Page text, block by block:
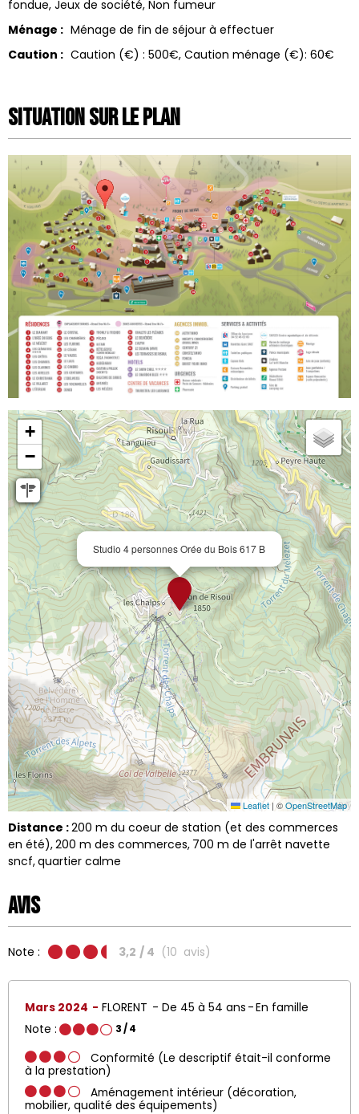
fondue Jeux de société Non fumeur
Ménage : Ménage de fin de séjour à effectuer
Caution : Caution (€) : 500€ Caution ménage (€): 60€
Situation sur le Plan
Studio 4 personnes Orée du Bois 617 B
+
−
Leaflet | ©OpenStreetMap
Distance :200 m du coeur de station (et des commerces
en été) 200 m des commerces 700 m de l'arrêt navette
sncf quartier calme
Avis
Note : 3,2 / 4 (10 avis)
Mars 2024 FLORENT De 45 à 54 ans
En famille
Note :
3/ 4
Conformité (Le descriptif était-il conforme
à la prestation)
Aménagement intérieur (décoration,
mobilier, qualité des équipements)